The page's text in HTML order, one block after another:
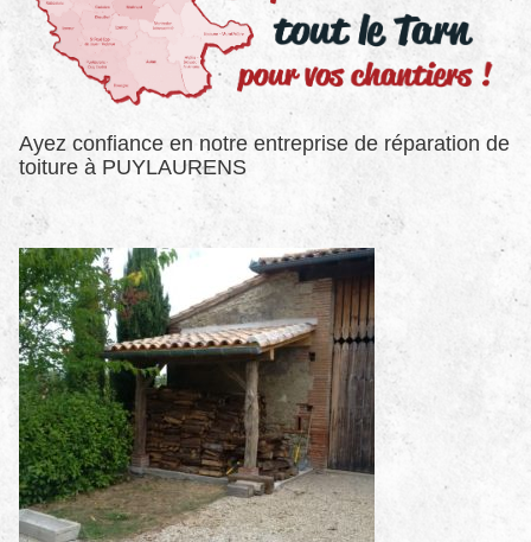
Ayez confiance en notre entreprise de réparation de
toiture à PUYLAURENS